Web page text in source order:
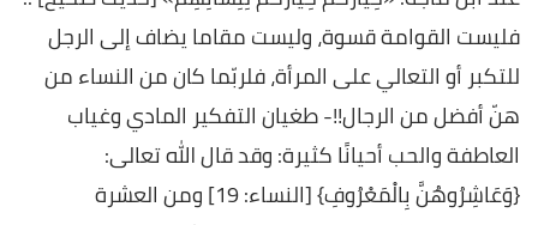
فليست القوامة قسوة، وليست مقاما يضاف إلى الرجل
للتكبر أو التعالي على المرأة، فلربّما كان من النساء من
هنّ أفضل من الرجال!!- طغيان التفكير المادي وغياب
العاطفة والحب أحيانًا كثيرة: وقد قال الله تعالى:
{وَعَاشِرُوهُنَّ بِالْمَعْرُوفِ} [النساء: 19] ومن العشرة